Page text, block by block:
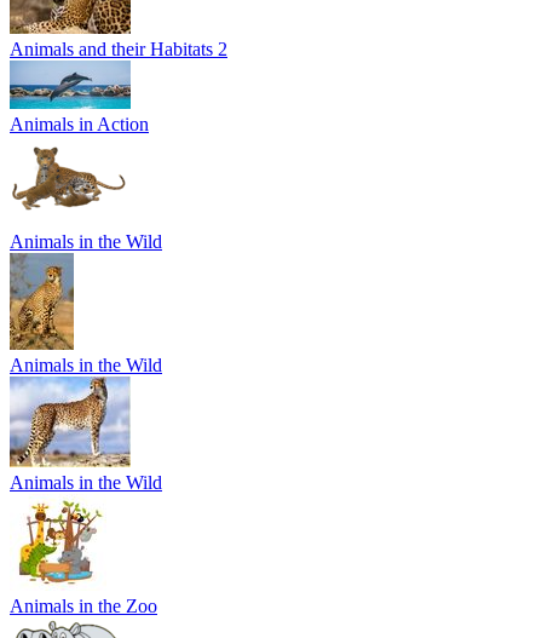
Animals and their Habitats 2
Animals in Action
Animals in the Wild
Animals in the Wild
Animals in the Wild
Animals in the Zoo